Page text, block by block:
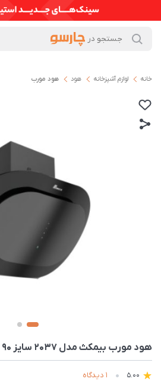
خانه لوازم آشپزخانه هود هود مورب
هود مورب بیمکث مدل 2037 سایز 90 مشکی
5.00 1 دیدگاه